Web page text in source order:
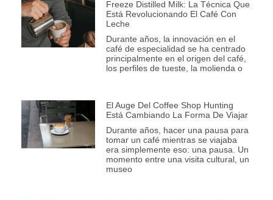
Freeze Distilled Milk: La Técnica Que
Está Revolucionando El Café Con
Leche
Durante años, la innovación en el
café de especialidad se ha centrado
principalmente en el origen del café,
los perfiles de tueste, la molienda o
El Auge Del Coffee Shop Hunting
Está Cambiando La Forma De Viajar
Durante años, hacer una pausa para
tomar un café mientras se viajaba
era simplemente eso: una pausa. Un
momento entre una visita cultural, un
museo